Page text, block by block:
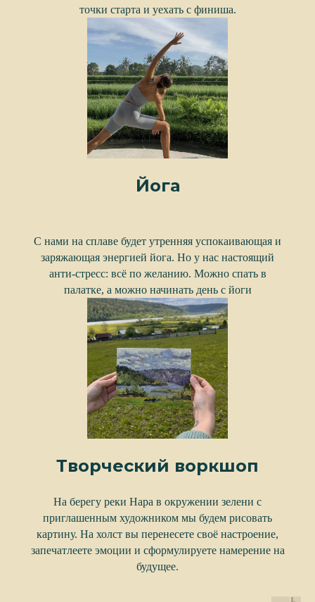
точки старта и уехать с финиша.
Йога
С нами на сплаве будет утренняя успокаивающая и
заряжающая энергией йога. Но у нас настоящий
анти-стресс: всё по желанию. Можно спать в
палатке, а можно начинать день с йоги
Творческий воркшоп
На берегу реки Нара в окружении зелени с
приглашенным художником мы будем рисовать
картину. На холст вы перенесете своё настроение,
запечатлеете эмоции и сформулируете намерение на
будущее.